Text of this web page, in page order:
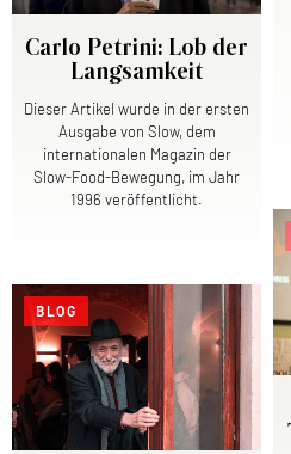
Carlo Petrini: Lob der
Langsamkeit
Dieser Artikel wurde in der ersten
Ausgabe von Slow, dem
internationalen Magazin der
Slow-Food-Bewegung, im Jahr
1996 veröffentlicht.
BLOG